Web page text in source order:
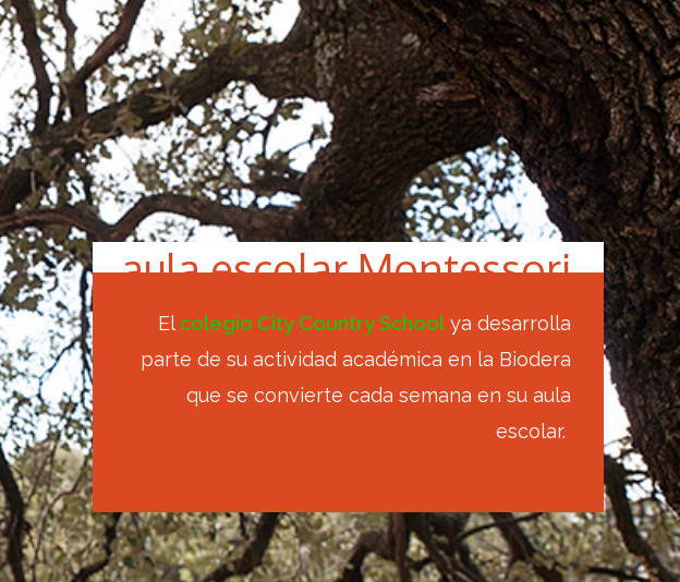
aula escolar Montessori
El colegio City Country School ya desarrolla
parte de su actividad académica en la Biodera
que se convierte cada semana en su aula
escolar.